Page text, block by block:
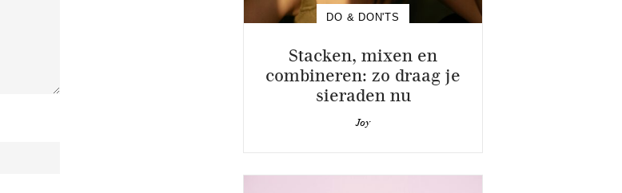
DO & DON'TS
Stacken, mixen en
combineren: zo draag je
sieraden nu
Joy